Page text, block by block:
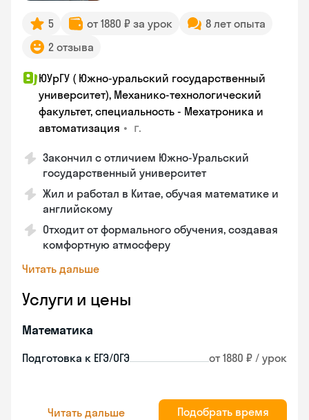
5 от 1880 ₽ за урок
8 лет опыта
2 отзыва
ЮУрГУ ( Южно-уральский государственный
университет), Механико-технологический
факультет, специальность - Мехатроника и
автоматизация • г.
Закончил с отличием Южно-Уральский
государственный университет
Жил и работал в Китае, обучая математике и
английскому
Отходит от формального обучения, создавая
комфортную атмосферу
Читать дальше
Услуги и цены
Математика
Подготовка к ЕГЭ/ОГЭ от 1880 ₽ / урок
Читать дальше Подобрать время